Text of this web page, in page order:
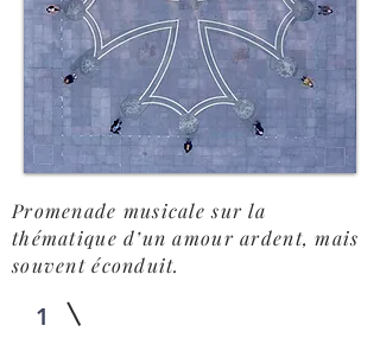
Promenade musicale sur la
thématique d’un amour ardent, mais
souvent éconduit.
1